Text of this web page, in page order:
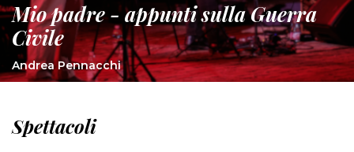
Mio padre - appunti sulla Guerra
Civile
Andrea Pennacchi
Spettacoli